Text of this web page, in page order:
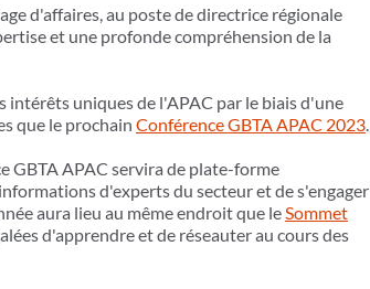
d'affaires, au poste de directrice régionale
et une profonde compréhension de la
intérêts uniques de l'APAC par le biais d'une
que le prochain Conférence GBTA APAC 2023.
GBTA APAC servira de plate-forme
d'experts du secteur et de s'engager
aura lieu au même endroit que leSommet
d'apprendre et de réseauter au cours des